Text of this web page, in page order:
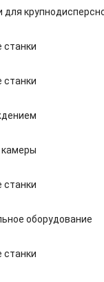
для
станки
станки
оборудование
станки